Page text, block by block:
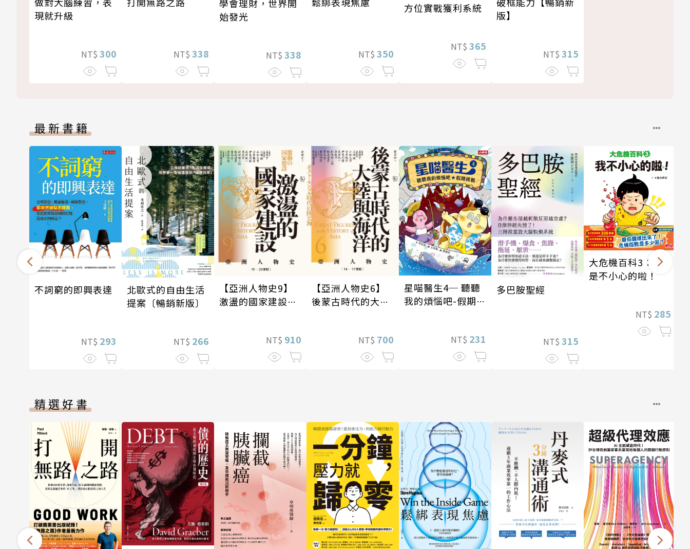
現就升級
NT$ 300 NT$ 338
學會理財，世界開
始發光
NT$ 338 NT$ 350
方位實戰獲利系統
NT$ 365
版】
NT$ 315
最新書籍
不詞窮的即興表達
NT$ 293
北歐式的自由生活
提案〔暢銷新版〕
NT$ 266
【亞洲人物史9】
激盪的國家建設
NT$ 910
【亞洲人物史6】
後蒙古時代的大陸
NT$ 700
星喵醫生4─ 聽聽
我的煩惱吧-假期挑
NT$ 231
多巴胺聖經
NT$ 315
大危機百科3：我
是不小心的啦！
NT$ 285
精選好書